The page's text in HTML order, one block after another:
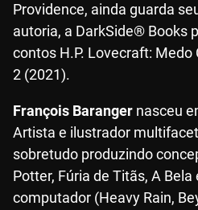
Providence, ainda guarda
autoria, a DarkSide® Books
contos H.P. Lovecraft: Medo
2 (2021).
François Baranger nasceu
Artista e ilustrador
sobretudo produzindo
Potter, Fúria de Titãs, A Bela
computador (Heavy Rain,